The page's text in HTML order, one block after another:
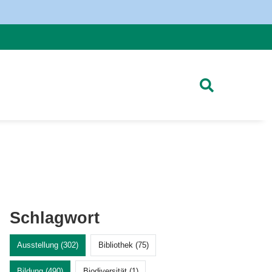
Schlagwort
Ausstellung (302) Bibliothek (75)